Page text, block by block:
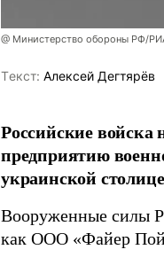
@ Министерство обороны РФ/
Tекст: Алексей Дегтярёв
Российские
предприятию
украинской
Вооруженные силы
как ООО «Файер